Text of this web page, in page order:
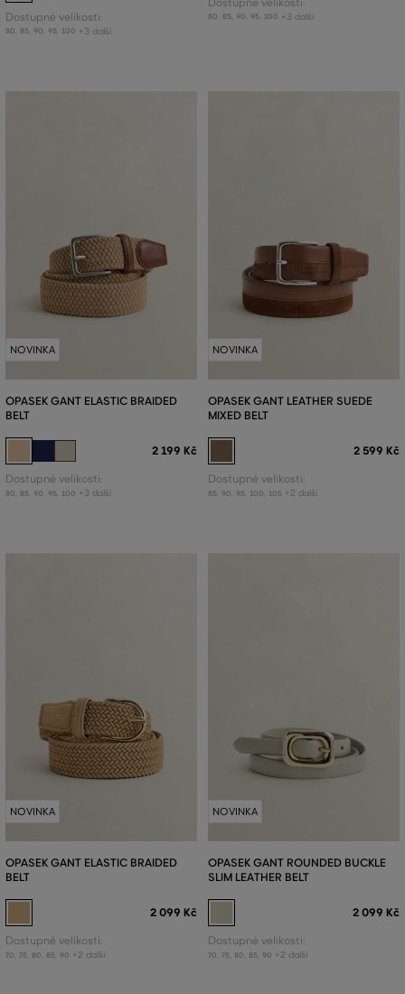
Dostupné velikosti:
80 85 90 95 100 +3 další
Dostupné velikosti:
80 85 90 95 100 +3 další
NOVINKA
OPASEK GANT ELASTIC BRAIDED
BELT
2 199 Kč
Dostupné velikosti:
80 85 90 95 100 +3 další
NOVINKA
OPASEK GANT LEATHER SUEDE
MIXED BELT
2 599 Kč
Dostupné velikosti:
85 90 95 100 105 +2 další
NOVINKA
OPASEK GANT ELASTIC BRAIDED
BELT
2 099 Kč
Dostupné velikosti:
70 75 80 85 90 +2 další
NOVINKA
OPASEK GANT ROUNDED BUCKLE
SLIM LEATHER BELT
2 099 Kč
Dostupné velikosti:
70 75 80 85 90 +2 další